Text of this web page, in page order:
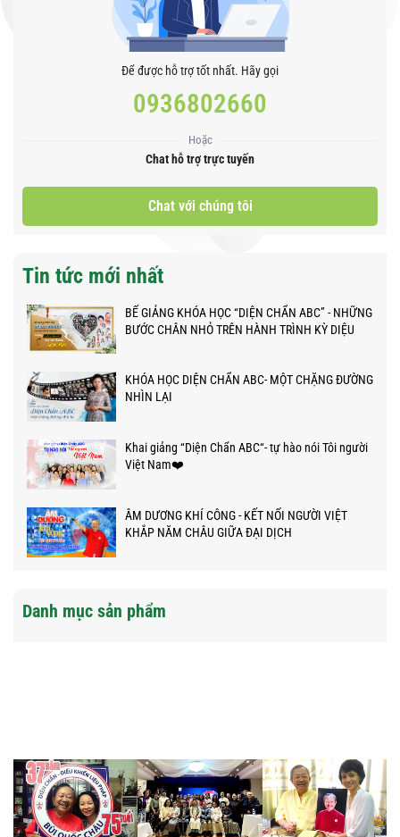
Để được hỗ trợ tốt nhất. Hãy gọi
0936802660
Hoặc
Chat hỗ trợ trực tuyến
Chat với chúng tôi
Tin tức mới nhất
BẾ GIẢNG KHÓA HỌC “DIỆN CHẨN ABC” - NHỮNG
BƯỚC CHÂN NHỎ TRÊN HÀNH TRÌNH KỲ DIỆU
KHÓA HỌC DIỆN CHẨN ABC- MỘT CHẶNG ĐƯỜNG
NHÌN LẠI
Khai giảng “Diện Chẩn ABC“- tự hào nói Tôi người
Việt Nam❤️
ÂM DƯƠNG KHÍ CÔNG - KẾT NỐI NGƯỜI VIỆT
KHẮP NĂM CHÂU GIỮA ĐẠI DỊCH
Danh mục sản phẩm